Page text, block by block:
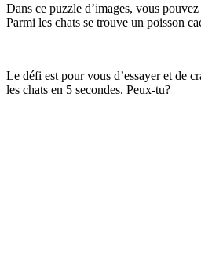
Dans ce puzzle d’images, vous
Parmi les chats se trouve un poisson
Le défi est pour vous d’essayer et de
les chats en 5 secondes. Peux-tu?